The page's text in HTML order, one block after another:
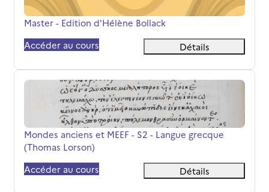
Nom du cours
Master - Edition d'Hélène Bollack
Accéder au cours
Détails
Mondes anciens et MEEF - S2 - Langue grecque (Thomas
Nom du cours
Mondes anciens et MEEF - S2 - Langue grecque
(Thomas Lorson)
Accéder au cours
Détails